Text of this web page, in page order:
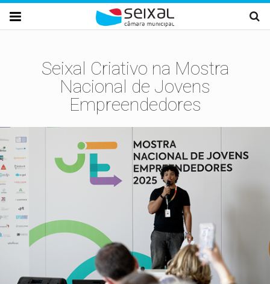
Passar para o conteúdo principal

Seixal Criativo na Mostra
Nacional de Jovens
Empreendedores